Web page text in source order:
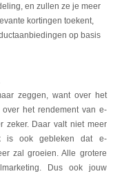
en zullen ze je meer
kortingen toekent,
op basis
zeggen, want over het
het rendement van e-
zeker. Daar valt niet meer
is ook gebleken dat e-
zal groeien. Alle grotere
Dus ook jouw